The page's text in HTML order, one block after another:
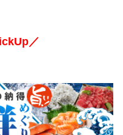
／